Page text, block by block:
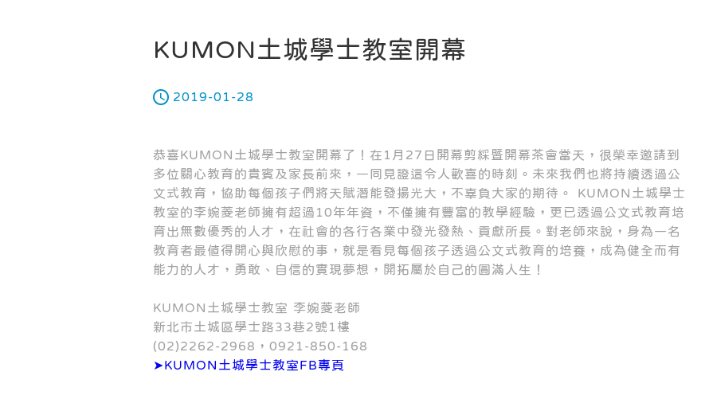
KUMON土城學士教室開幕
2019-01-28
恭喜KUMON土城學士教室開幕了！在1月27日開幕剪綵暨開幕茶會當天，很榮幸邀請到
多位關心教育的貴賓及家長前來，一同見證這令人歡喜的時刻。未來我們也將持續透過公
文式教育，協助每個孩子們將天賦潛能發揚光大，不辜負大家的期待。 KUMON土城學士
教室的李婉菱老師擁有超過10年年資，不僅擁有豐富的教學經驗，更已透過公文式教育培
育出無數優秀的人才，在社會的各行各業中發光發熱、貢獻所長。對老師來說，身為一名
教育者最值得開心與欣慰的事，就是看見每個孩子透過公文式教育的培養，成為健全而有
能力的人才，勇敢、自信的實現夢想，開拓屬於自己的圓滿人生！
KUMON土城學士教室 李婉菱老師
新北市土城區學士路33巷2號1樓
(02)2262-2968，0921-850-168
➤KUMON土城學士教室FB專頁